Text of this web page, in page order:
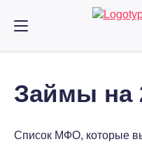
Займы на
Список МФО, которые